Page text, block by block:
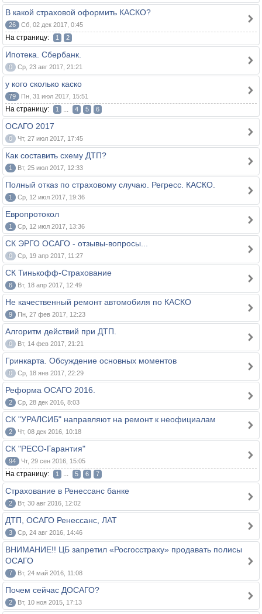
В какой страховой оформить КАСКО?
26 Сб, 02 дек 2017, 0:45
На страницу: 1 2
Ипотека. Сбербанк.
0 Ср, 23 авг 2017, 21:21
у кого сколько каско
79 Пн, 31 июл 2017, 15:51
На страницу: 1 ... 4 5 6
ОСАГО 2017
0 Чт, 27 июл 2017, 17:45
Как составить схему ДТП?
1 Вт, 25 июл 2017, 12:33
Полный отказ по страховому случаю. Регресс. КАСКО.
1 Ср, 12 июл 2017, 19:36
Европротокол
1 Ср, 12 июл 2017, 13:36
СК ЭРГО ОСАГО - отзывы-вопросы...
0 Ср, 19 апр 2017, 11:27
СК Тинькофф-Страхование
6 Вт, 18 апр 2017, 12:49
Не качественный ремонт автомобиля по КАСКО
9 Пн, 27 фев 2017, 12:23
Алгоритм действий при ДТП.
0 Вт, 14 фев 2017, 21:21
Гринкарта. Обсуждение основных моментов
0 Ср, 18 янв 2017, 22:29
Реформа ОСАГО 2016.
2 Ср, 28 дек 2016, 8:03
СК "УРАЛСИБ" направляют на ремонт к неофициалам
2 Чт, 08 дек 2016, 10:18
СК "РЕСО-Гарантия"
94 Чт, 29 сен 2016, 15:05
На страницу: 1 ... 5 6 7
Страхование в Ренессанс банке
2 Вт, 30 авг 2016, 12:02
ДТП, ОСАГО Ренессанс, ЛАТ
3 Ср, 24 авг 2016, 14:46
ВНИМАНИЕ!! ЦБ запретил «Росгосстраху» продавать полисы
ОСАГО
7 Вт, 24 май 2016, 11:08
Почем сейчас ДОСАГО?
2 Вт, 10 ноя 2015, 17:13